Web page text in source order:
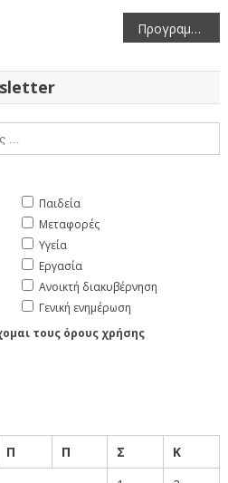
Προγραμματική σύμβαση για την εκτέλεση του έργου «Νησί – Καρπερό»
Παιδεία
Μεταφορές
Υγεία
Εργασία
Ανοικτή διακυβέρνηση
Γενική ενημέρωση
τους όρους χρήσης
Π Π Σ
Κ